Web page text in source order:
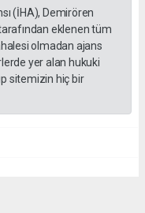
(İHA), Demirören
eklenen tüm
olmadan ajans
yer alan hukuki
sitemizin hiç bir